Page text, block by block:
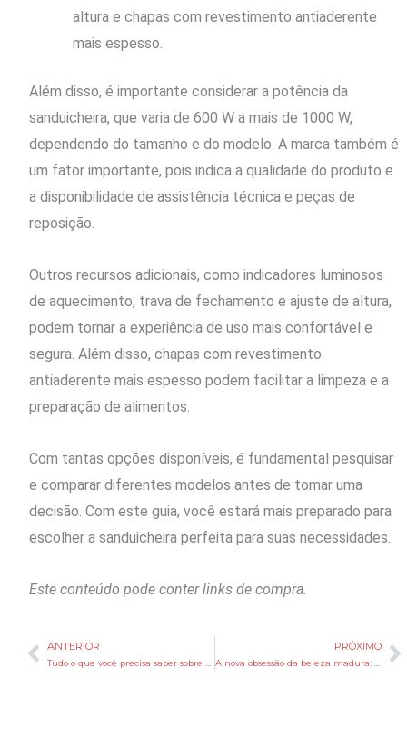
altura e chapas com revestimento antiaderente
mais espesso.
Além disso, é importante considerar a potência da
sanduicheira, que varia de 600 W a mais de 1000 W,
dependendo do tamanho e do modelo. A marca também é
um fator importante, pois indica a qualidade do produto e
a disponibilidade de assistência técnica e peças de
reposição.
Outros recursos adicionais, como indicadores luminosos
de aquecimento, trava de fechamento e ajuste de altura,
podem tornar a experiência de uso mais confortável e
segura. Além disso, chapas com revestimento
antiaderente mais espesso podem facilitar a limpeza e a
preparação de alimentos.
Com tantas opções disponíveis, é fundamental pesquisar
e comparar diferentes modelos antes de tomar uma
decisão. Com este guia, você estará mais preparado para
escolher a sanduicheira perfeita para suas necessidades.
Este conteúdo pode conter links de compra.
Anterior
ANTERIOR PRÓXIMO